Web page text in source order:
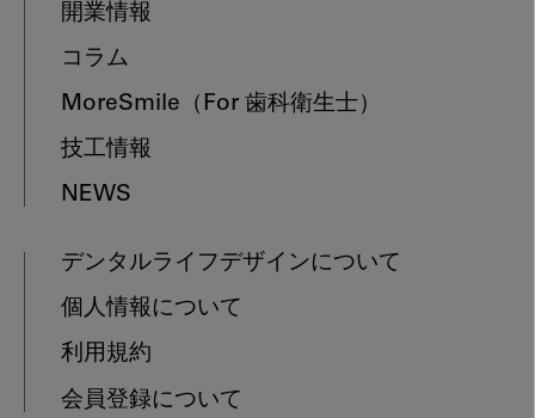
開業情報
コラム
MoreSmile （For 歯科衛生士）
技工情報
NEWS
デンタルライフデザインについて
個人情報について
利用規約
会員登録について